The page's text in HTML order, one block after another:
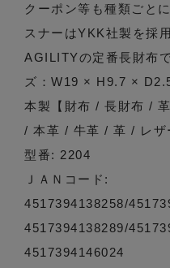
クーポン等も種類ごと
スナーはYKK社製を採
AGILITYの定番長財布
ズ：W19 × H9.7 ×
本製【財布 / 長財布 /
/ 本革 / 牛革 / 革 / レザ
型番: 2204
ＪＡＮコード:
4517394138258/
4517394138289/
4517394146024